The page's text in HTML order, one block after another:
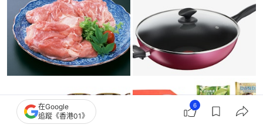
在Google
追蹤《香港01》
6